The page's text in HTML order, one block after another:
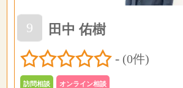
9
田中 佑樹
- (0件)
訪問相談 オンライン相談